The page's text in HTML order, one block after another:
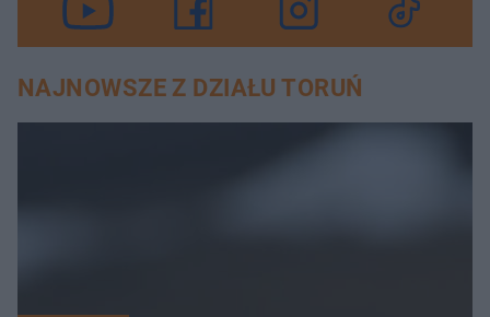
NAJNOWSZE Z DZIAŁU TORUŃ